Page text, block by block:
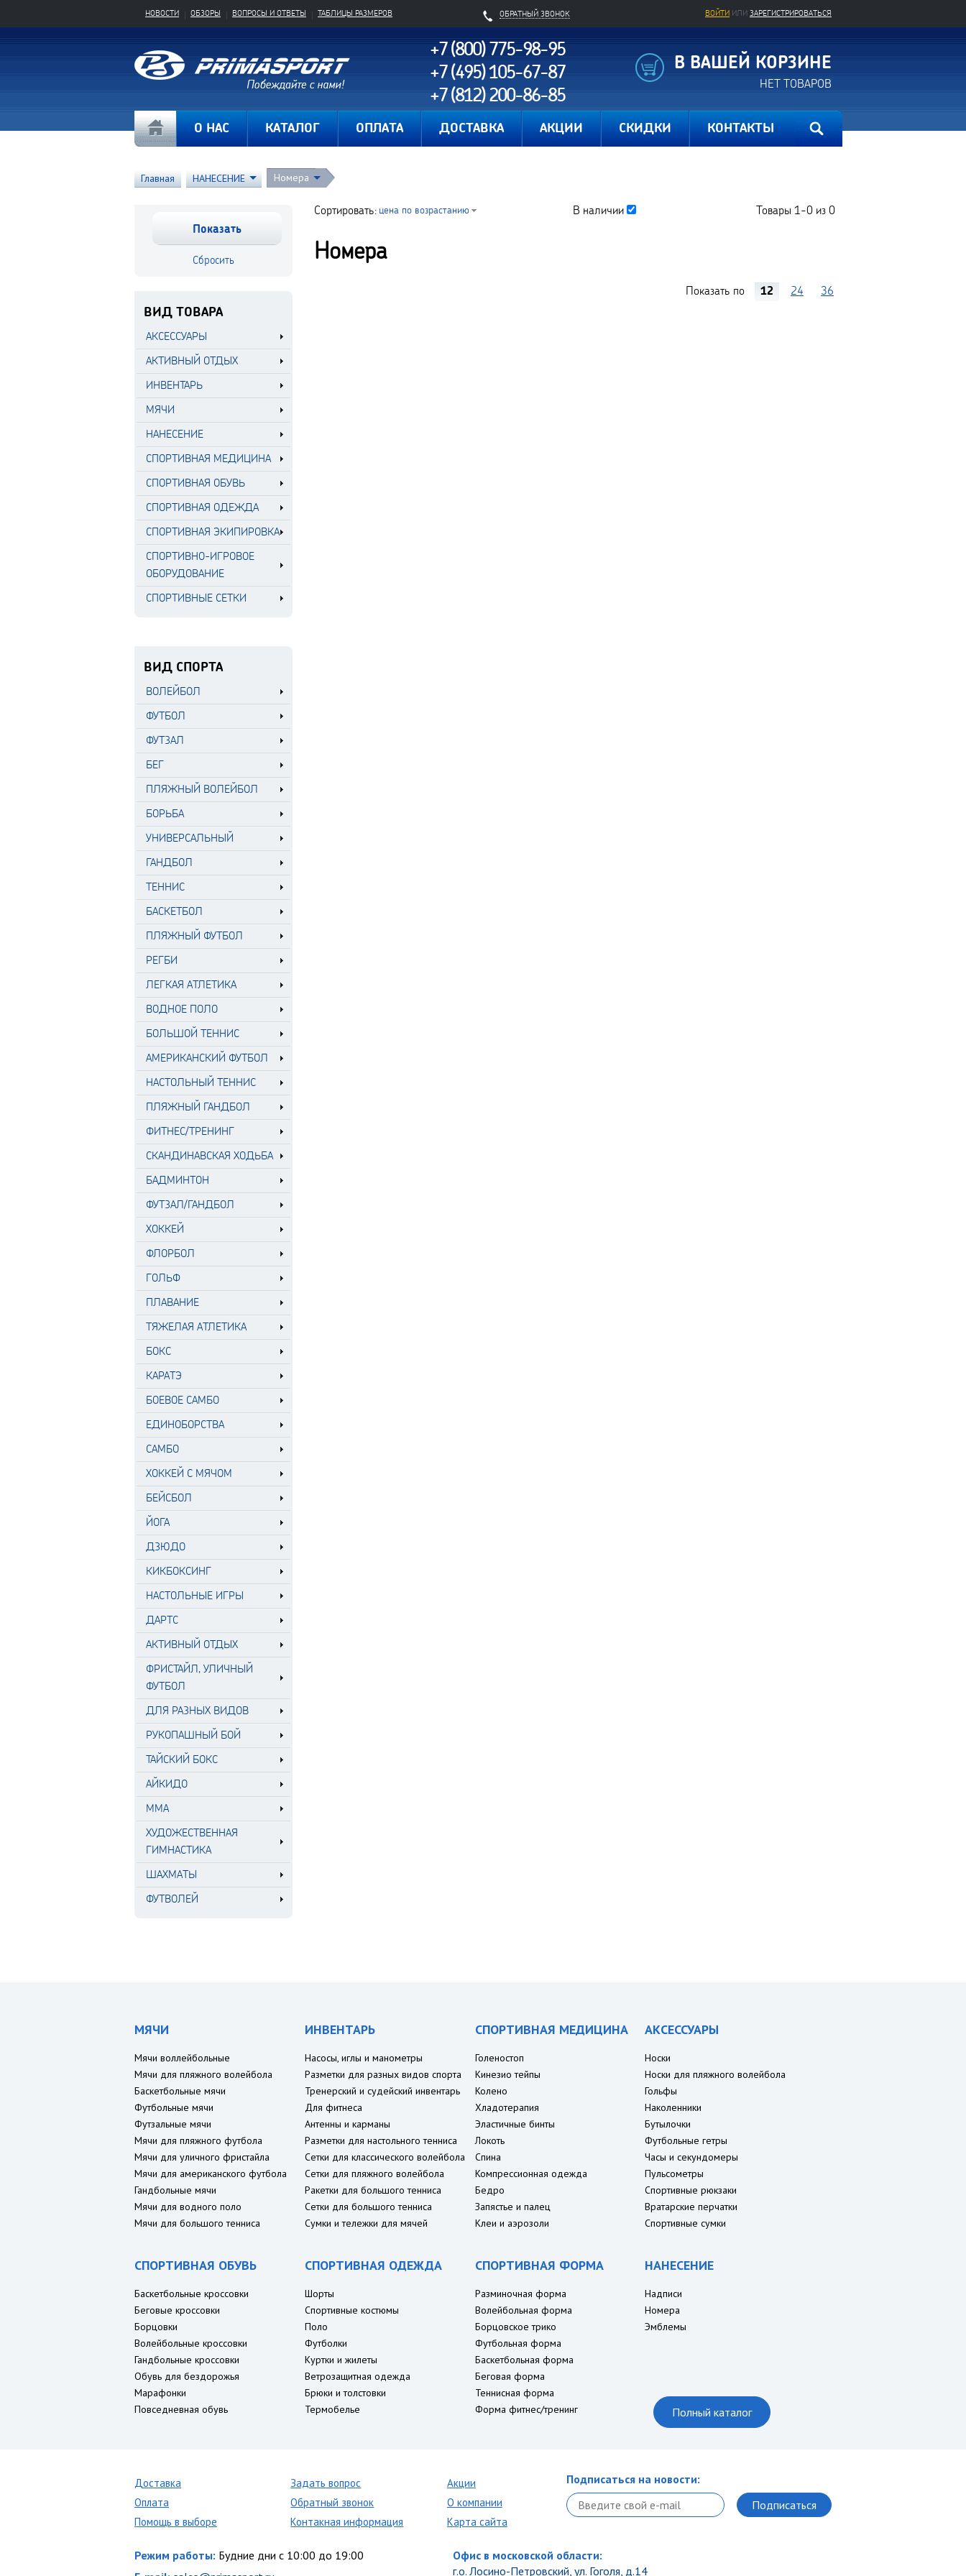
ОБРАТНЫЙ ЗВОНОК ВОЙТИ ИЛИ ЗАРЕГИСТРИРОВАТЬСЯ
НОВОСТИ ОБЗОРЫ ВОПРОСЫ И ОТВЕТЫ ТАБЛИЦЫ РАЗМЕРОВ
+7 (800) 775-98-95
+7 (495) 105-67-87
+7 (812) 200-86-85
В ВАШЕЙ КОРЗИНЕ
НЕТ ТОВАРОВ
О НАС КАТАЛОГ ОПЛАТА ДОСТАВКА АКЦИИ СКИДКИ КОНТАКТЫ
Главная НАНЕСЕНИЕ Номера
ВИД ТОВАРА
АКСЕССУАРЫ
АКТИВНЫЙ ОТДЫХ
ИНВЕНТАРЬ
МЯЧИ
НАНЕСЕНИЕ
СПОРТИВНАЯ МЕДИЦИНА
СПОРТИВНАЯ ОБУВЬ
СПОРТИВНАЯ ОДЕЖДА
СПОРТИВНАЯ ЭКИПИРОВКА
СПОРТИВНО-ИГРОВОЕ
ОБОРУДОВАНИЕ
СПОРТИВНЫЕ СЕТКИ
ВИД СПОРТА
ВОЛЕЙБОЛ
ФУТБОЛ
ФУТЗАЛ
БЕГ
ПЛЯЖНЫЙ ВОЛЕЙБОЛ
БОРЬБА
УНИВЕРСАЛЬНЫЙ
ГАНДБОЛ
ТЕННИС
БАСКЕТБОЛ
ПЛЯЖНЫЙ ФУТБОЛ
РЕГБИ
ЛЕГКАЯ АТЛЕТИКА
ВОДНОЕ ПОЛО
БОЛЬШОЙ ТЕННИС
АМЕРИКАНСКИЙ ФУТБОЛ
НАСТОЛЬНЫЙ ТЕННИС
ПЛЯЖНЫЙ ГАНДБОЛ
ФИТНЕС/ТРЕНИНГ
СКАНДИНАВСКАЯ ХОДЬБА
БАДМИНТОН
ФУТЗАЛ/ГАНДБОЛ
ХОККЕЙ
ФЛОРБОЛ
ГОЛЬФ
ПЛАВАНИЕ
ТЯЖЕЛАЯ АТЛЕТИКА
БОКС
КАРАТЭ
БОЕВОЕ САМБО
ЕДИНОБОРСТВА
САМБО
ХОККЕЙ С МЯЧОМ
БЕЙСБОЛ
ЙОГА
ДЗЮДО
КИКБОКСИНГ
НАСТОЛЬНЫЕ ИГРЫ
ДАРТС
АКТИВНЫЙ ОТДЫХ
ФРИСТАЙЛ, УЛИЧНЫЙ
ФУТБОЛ
ДЛЯ РАЗНЫХ ВИДОВ
РУКОПАШНЫЙ БОЙ
ТАЙСКИЙ БОКС
АЙКИДО
MMA
ХУДОЖЕСТВЕННАЯ
ГИМНАСТИКА
ШАХМАТЫ
ФУТВОЛЕЙ
В наличии
Сортировать: цена по возрастанию Товары 1-0 из 0
Номера
Показать по 12 24 36
МЯЧИ
Мячи воллейбольные
Мячи для пляжного волейбола
Баскетбольные мячи
Футбольные мячи
Футзальные мячи
Мячи для пляжного футбола
Мячи для уличного фристайла
Мячи для американского футбола
Гандбольные мячи
Мячи для водного поло
Мячи для большого тенниса
ИНВЕНТАРЬ
Насосы, иглы и манометры
Разметки для разных видов спорта
Тренерский и судейский инвентарь
Для фитнеса
Антенны и карманы
Разметки для настольного тенниса
Сетки для классического волейбола
Сетки для пляжного волейбола
Ракетки для большого тенниса
Сетки для большого тенниса
Сумки и тележки для мячей
СПОРТИВНАЯ МЕДИЦИНА
Голеностоп
Кинезио тейпы
Колено
Хладотерапия
Эластичные бинты
Локоть
Спина
Компрессионная одежда
Бедро
Запястье и палец
Клеи и аэрозоли
АКСЕССУАРЫ
Носки
Носки для пляжного волейбола
Гольфы
Наколенники
Бутылочки
Футбольные гетры
Часы и секундомеры
Пульсометры
Спортивные рюкзаки
Вратарские перчатки
Спортивные сумки
СПОРТИВНАЯ ОБУВЬ
Баскетбольные кроссовки
Беговые кроссовки
Борцовки
Волейбольные кроссовки
Гандбольные кроссовки
Обувь для бездорожья
Марафонки
Повседневная обувь
СПОРТИВНАЯ ОДЕЖДА
Шорты
Спортивные костюмы
Поло
Футболки
Куртки и жилеты
Ветрозащитная одежда
Брюки и толстовки
Термобелье
СПОРТИВНАЯ ФОРМА
Разминочная форма
Волейбольная форма
Борцовское трико
Футбольная форма
Баскетбольная форма
Беговая форма
Теннисная форма
Форма фитнес/тренинг
НАНЕСЕНИЕ
Надписи
Номера
Эмблемы
Полный каталог
Доставка
Оплата
Помощь в выборе
Задать вопрос
Обратный звонок
Контакная информация
Акции
О компании
Карта сайта
Подписаться на новости:
Режим работы: Будние дни с 10:00 до 19:00
Офис в московской области:
г.о. Лосино-Петровский, ул. Гоголя, д.14